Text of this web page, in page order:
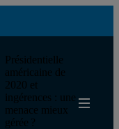
et diplomatiques
Présidentielle
américaine de
2020 et
ingérences : une
menace mieux
gérée ?